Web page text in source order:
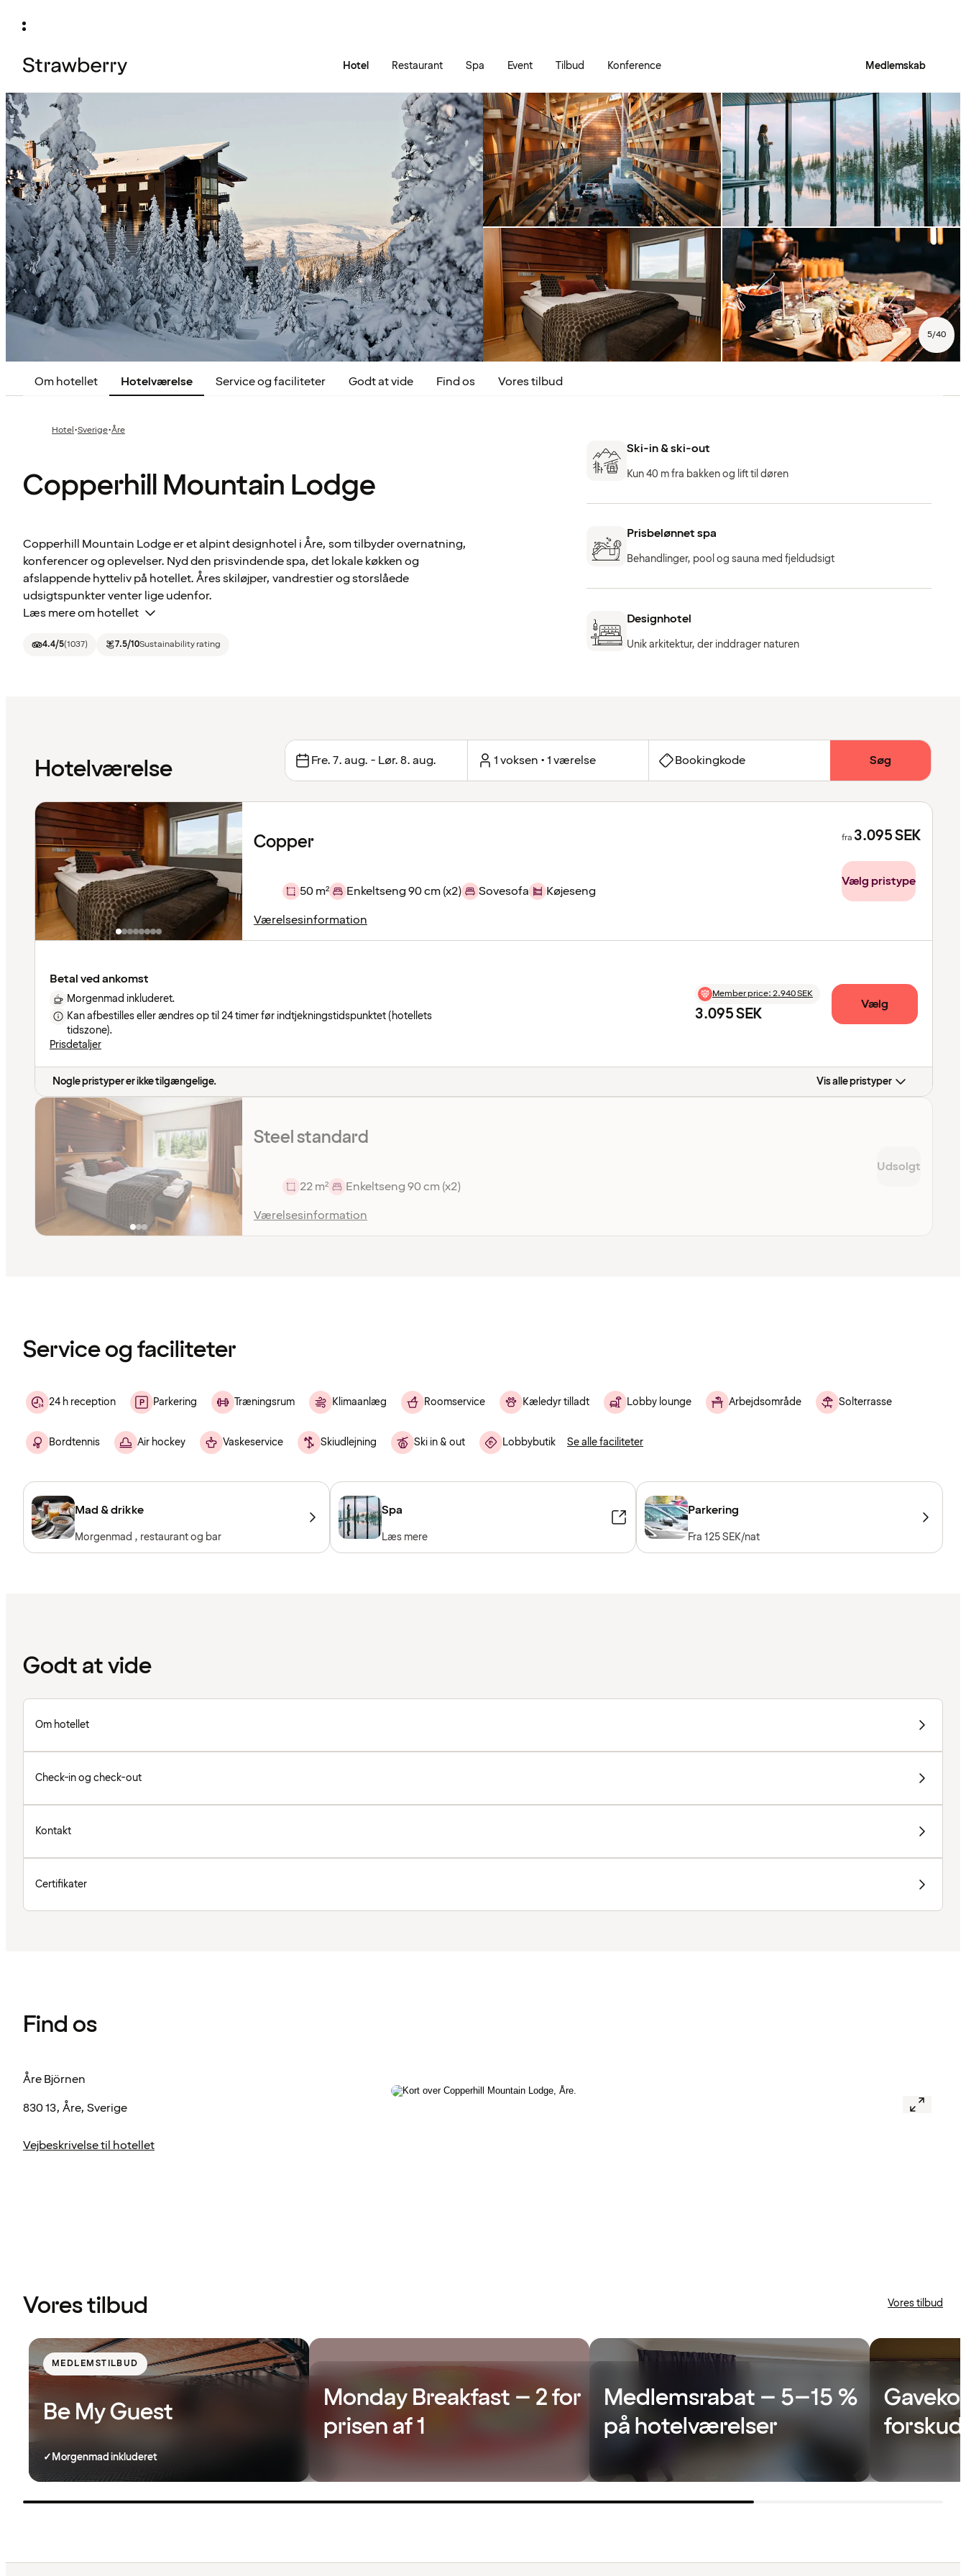
Hotel Restaurant Spa Event Tilbud Konference Medlemskab
5/40
Om hotellet Hotelværelse Service og faciliteter Godt at vide Find os Vores tilbud
Hotel·Sverige·Åre
Copperhill Mountain Lodge
Copperhill Mountain Lodge er et alpint designhotel i Åre, som tilbyder overnatning,
konferencer og oplevelser. Nyd den prisvindende spa, det lokale køkken og
afslappende hytteliv på hotellet. Åres skiløjper, vandrestier og storslåede
udsigtspunkter venter lige udenfor.
Læs mere om hotellet
4.4/5(1037) 7.5/10Sustainability rating
Ski-in & ski-out
Kun 40 m fra bakken og lift til døren
Prisbelønnet spa
Behandlinger, pool og sauna med fjeldudsigt
Designhotel
Unik arkitektur, der inddrager naturen
Hotelværelse Fre. 7. aug. - Lør. 8. aug. 1 voksen • 1 værelse Bookingkode Søg
Copper
50 m² Enkeltseng 90 cm (x2) Sovesofa
Køjeseng
Værelsesinformation
fra 3.095SEK
Vælg pristype
Betal ved ankomst
Member price:2.940 SEK
3.095 SEK Vælg
Morgenmad inkluderet.
Kan afbestilles eller ændres op til 24 timer før indtjekningstidspunktet (hotellets
tidszone).
Prisdetaljer
Nogle pristyper er ikke tilgængelige. Vis alle pristyper
Steel standard
22 m²
Enkeltseng 90 cm (x2)
Værelsesinformation
Udsolgt
Service og faciliteter
24 h reception Parkering Træningsrum Klimaanlæg Roomservice Kæledyr tilladt Lobby lounge Arbejdsområde Solterrasse
Bordtennis Air hockey Vaskeservice Skiudlejning Ski in & out Lobbybutik Se alle faciliteter
Mad & drikke
Morgenmad , restaurant og bar
Spa
Læs mere
Parkering
Fra 125 SEK/nat
Godt at vide
Om hotellet
Check-in og check-out
Kontakt
Certifikater
Find os
Åre Björnen
830 13, Åre, Sverige
Vejbeskrivelse til hotellet
Vores tilbud Vores tilbud
MEDLEMSTILBUD
Be My Guest
✓Morgenmad inkluderet
Monday Breakfast – 2 for
prisen af 1
Medlemsrabat – 5–15 %
på hotelværelser
forskud